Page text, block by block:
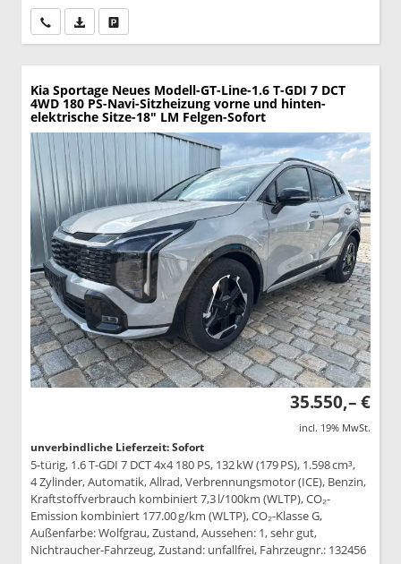
Wir rufen Sie anPDF-Datei, Fahrzeugexposé drucken
Kia Sportage Neues Modell-GT-Line-1.6 T-GDI 7 DCT
4WD 180 PS-Navi-Sitzheizung vorne und hinten-
elektrische Sitze-18" LM Felgen-Sofort
35.550,– €
incl. 19% MwSt.
unverbindliche Lieferzeit: Sofort
5-türig, 1.6 T-GDI 7 DCT 4x4 180 PS, 132 kW (179 PS), 1.598 cm³,
4 Zylinder, Automatik, Allrad, Verbrennungsmotor (ICE), Benzin,
Kraftstoffverbrauch kombiniert 7,3 l/100km (WLTP), CO₂-
Emission kombiniert 177.00 g/km (WLTP), CO₂-Klasse G,
Außenfarbe: Wolfgrau, Zustand, Aussehen: 1, sehr gut,
Nichtraucher-Fahrzeug, Zustand: unfallfrei, Fahrzeugnr.: 132456